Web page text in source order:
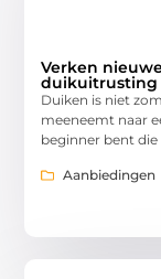
Verken
duikuitrusting
Duiken is niet
meeneemt naar
beginner bent die
Aanbiedingen